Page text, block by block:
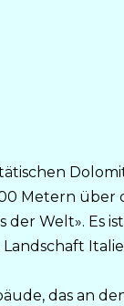
Metern über
der Welt».
das an